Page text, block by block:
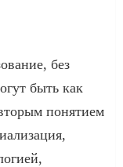
без
быть как
понятием